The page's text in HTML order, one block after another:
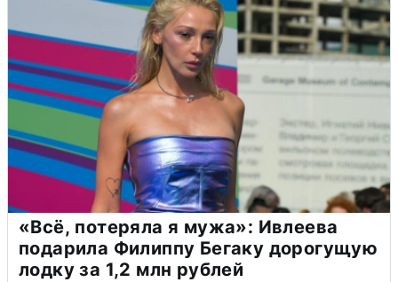
«Всё, потеряла я мужа»: Ивлеева
подарила Филиппу Бегаку дорогущую
лодку за 1,2 млн рублей